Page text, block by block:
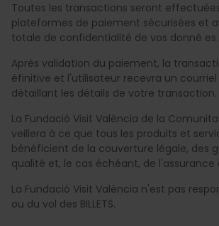
Toutes les transactions seront
plateformes de paiement sécurisées et
totale de confidentialité de vos donné es.
Après validation du paiement, la
éfinitive et l'utilisateur recevra un
détaillant les détails de votre transaction.
La Fundació Visit València de la
veillera à ce que tous les produits et
bénéficient de la couverture légale, des
qualité et, le cas échéant, de l'assurance
La Fundació Visit València n'est pas
ou du vol des BILLETS.